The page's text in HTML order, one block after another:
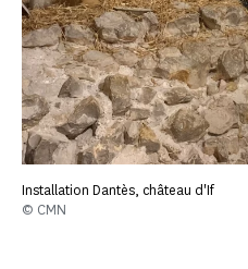
Installation Dantès, château d'If
© CMN